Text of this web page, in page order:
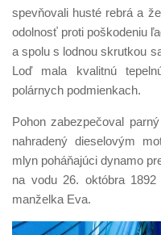
spevňovali husté rebrá a
odolnosť proti poškodeniu
a spolu s lodnou skrutkou
Loď mala kvalitnú
polárnych podmienkach.
Pohon zabezpečoval
nahradený dieselovým
mlyn poháňajúci dynamo
na vodu 26. októbra
manželka Eva.